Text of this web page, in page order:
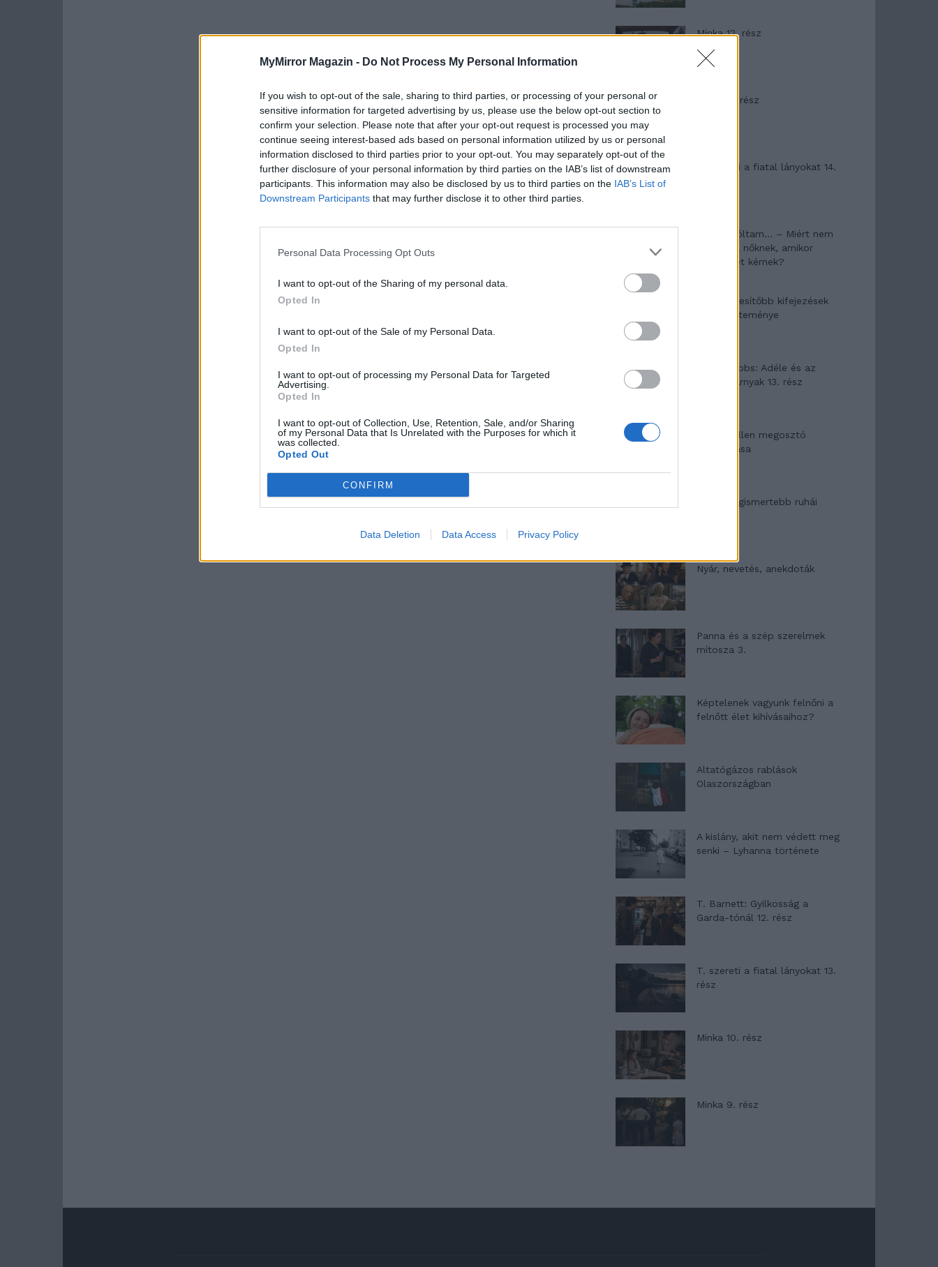
MyMirror Magazin - Do Not Process My Personal Information
If you wish to opt-out of the sale, sharing to third parties, or processing of your personal or
sensitive information for targeted advertising by us, please use the below opt-out section to
confirm your selection. Please note that after your opt-out request is processed you may
continue seeing interest-based ads based on personal information utilized by us or personal
information disclosed to third parties prior to your opt-out. You may separately opt-out of the
further disclosure of your personal information by third parties on the IAB’s list of downstream
participants. This information may also be disclosed by us to third parties on the IAB’s List of
Downstream Participants that may further disclose it to other third parties.
Personal Data Processing Opt Outs
I want to opt-out of the Sharing of my personal data.
Opted In
I want to opt-out of the Sale of my Personal Data.
Opted In
I want to opt-out of processing my Personal Data for Targeted
Advertising.
Opted In
I want to opt-out of Collection, Use, Retention, Sale, and/or Sharing
of my Personal Data that Is Unrelated with the Purposes for which it
was collected.
Opted Out
CONFIRM
Data Deletion Data Access Privacy Policy
Minka 12. rész
Minka 11. rész
T. szereti a fiatal lányokat 14.
Pedig szóltam… – Miért nem
hiszünk a nőknek, amikor
segítséget kérnek?
A legidegesítőbb kifejezések
laza gyűjteménye
Elyna Robbs: Adéle és az
örökölt árnyak 13. rész
Woody Allen megosztó
zsenialitása
A világ legismertebb ruhái
Nyár, nevetés, anekdoták
Panna és a szép szerelmek
mítosza 3.
Képtelenek vagyunk felnőni a
felnőtt élet kihívásaihoz?
Altatógázos rablások
Olaszországban
A kislány, akit nem védett meg
senki – Lyhanna története
T. Barnett: Gyilkosság a
Garda-tónál 12. rész
T. szereti a fiatal lányokat 13.
rész
Minka 10. rész
Minka 9. rész